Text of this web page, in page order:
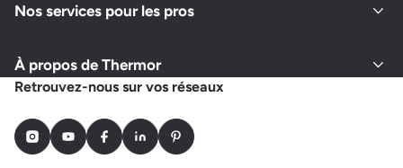
Nos services pour les pros
À propos de Thermor
Retrouvez-nous sur vos réseaux
InstagramYoutubeFacebookLinkedInPinterest